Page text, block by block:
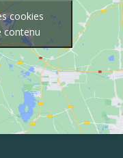
cookies
contenu